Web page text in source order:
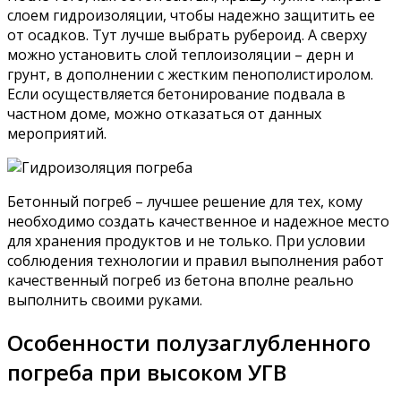
слоем гидроизоляции, чтобы надежно защитить ее
от осадков. Тут лучше выбрать рубероид. А сверху
можно установить слой теплоизоляции – дерн и
грунт, в дополнении с жестким пенополистиролом.
Если осуществляется бетонирование подвала в
частном доме, можно отказаться от данных
мероприятий.
Бетонный погреб – лучшее решение для тех, кому
необходимо создать качественное и надежное место
для хранения продуктов и не только. При условии
соблюдения технологии и правил выполнения работ
качественный погреб из бетона вполне реально
выполнить своими руками.
Особенности полузаглубленного
погреба при высоком УГВ